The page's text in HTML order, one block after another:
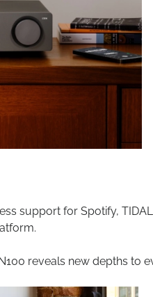
support for Spotify,
reveals new depths to